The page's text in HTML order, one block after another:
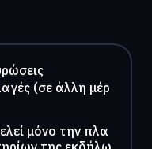
(σε άλλη μέρ
μόνο την πλα